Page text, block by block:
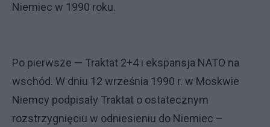
Niemiec w 1990 roku.
Po pierwsze — Traktat 2+4 i ekspansja NATO na
wschód. W dniu 12 września 1990 r. w Moskwie
Niemcy podpisały Traktat o ostatecznym
rozstrzygnięciu w odniesieniu do Niemiec –